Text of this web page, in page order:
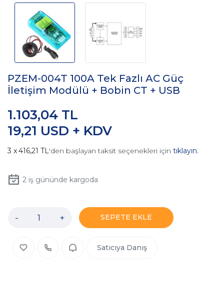
PZEM-004T 100A Tek Fazlı AC Güç
İletişim Modülü + Bobin CT + USB
19,21 USD + KDV
1.103,04 TL
416,21 TL'den başlayan taksit seçenekleri için tıklayın.
2iş gününde kargoda
- + SEPETE EKLE
Satıcıya Danış